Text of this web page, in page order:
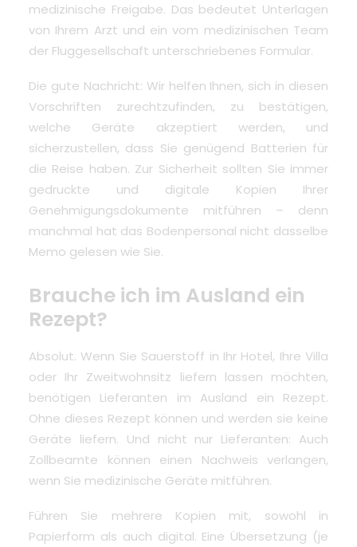
medizinische Freigabe. Das bedeutet Unterlagen
von Ihrem Arzt und ein vom medizinischen Team
der Fluggesellschaft unterschriebenes Formular.
Die gute Nachricht: Wir helfen Ihnen, sich in diesen
Vorschriften zurechtzufinden, zu bestätigen,
welche Geräte akzeptiert werden, und
sicherzustellen, dass Sie genügend Batterien für
die Reise haben. Zur Sicherheit sollten Sie immer
gedruckte und digitale Kopien Ihrer
Genehmigungsdokumente mitführen – denn
manchmal hat das Bodenpersonal nicht dasselbe
Memo gelesen wie Sie.
Brauche ich im Ausland ein
Rezept?
Absolut. Wenn Sie Sauerstoff in Ihr Hotel, Ihre Villa
oder Ihr Zweitwohnsitz liefern lassen möchten,
benötigen Lieferanten im Ausland ein Rezept.
Ohne dieses Rezept können und werden sie keine
Geräte liefern. Und nicht nur Lieferanten: Auch
Zollbeamte können einen Nachweis verlangen,
wenn Sie medizinische Geräte mitführen.
Führen Sie mehrere Kopien mit, sowohl in
Papierform als auch digital. Eine Übersetzung (je